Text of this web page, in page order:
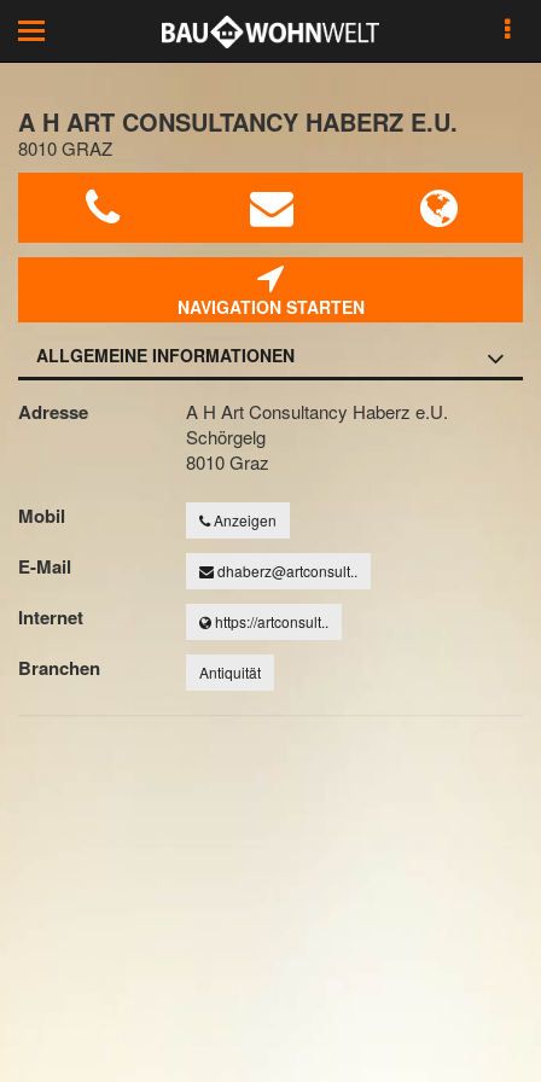
Toggle
navigation
A H ART CONSULTANCY HABERZ E.U.
8010 GRAZ
NAVIGATION STARTEN
ALLGEMEINE INFORMATIONEN
Adresse
A H Art Consultancy Haberz e.U.
Schörgelg
8010 Graz
Mobil Anzeigen
E-Mail dhaberz@artconsult..
Internet https://artconsult..
Branchen Antiquität